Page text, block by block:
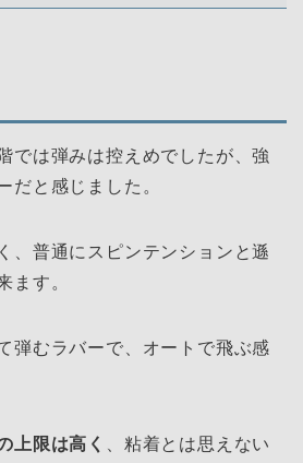
では弾みは控えめでしたが、強
だと感じました。
、普通にスピンテンションと遜
ます。
弾むラバーで、オートで飛ぶ感
上限は高く
、粘着とは思えない